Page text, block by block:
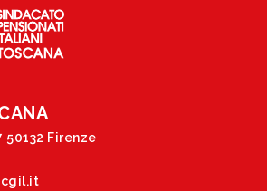
50132 Firenze